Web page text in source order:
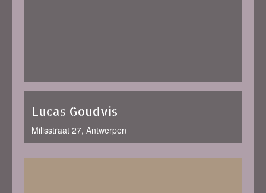
Lucas Goudvis
Milisstraat 27, Antwerpen